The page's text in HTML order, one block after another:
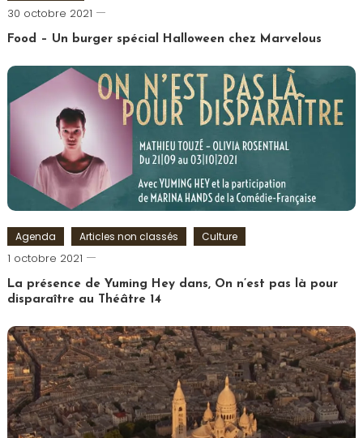
30 octobre 2021
Romain-
Food – Un burger spécial Halloween chez Marvelous
Tagged
Burger,
Halloween,
Marvelous
Agenda Articles non classés Culture
1 octobre 2021
Cédric
Cilia
La présence de Yuming Hey dans, On n’est pas là pour
disparaître au Théâtre 14